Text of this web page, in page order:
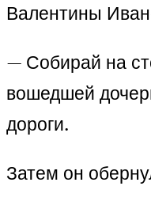
Валентины
— Собирай на
вошедшей
дороги.
Затем он